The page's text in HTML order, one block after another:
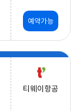
예약가능
티웨이항공